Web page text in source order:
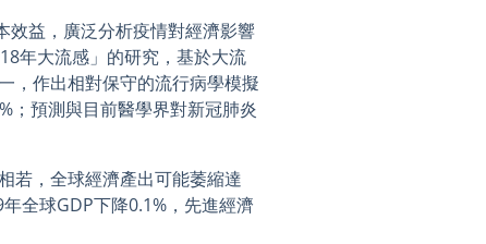
效益，廣泛分析疫情對經濟影響
年大流感」的研究，基於大流
，作出相對保守的流行病學模擬
；預測與目前醫學界對新冠肺炎
若，全球經濟產出可能萎縮達
全球GDP下降0.1%，先進經濟